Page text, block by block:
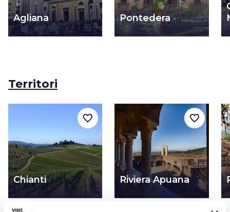
Agliana Pontedera
Territori
Chianti
favorite_border
Riviera Apuana
favorite_border